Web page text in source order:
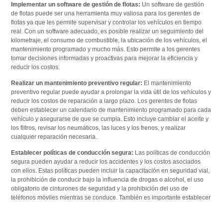
Implementar un software de gestión de flotas: Un software de gestión
de flotas puede ser una herramienta muy valiosa para los gerentes de
flotas ya que les permite supervisar y controlar los vehículos en tiempo
real. Con un software adecuado, es posible realizar un seguimiento del
kilometraje, el consumo de combustible, la ubicación de los vehículos, el
mantenimiento programado y mucho más. Esto permite a los gerentes
tomar decisiones informadas y proactivas para mejorar la eficiencia y
reducir los costos.
Realizar un mantenimiento preventivo regular: El mantenimiento
preventivo regular puede ayudar a prolongar la vida útil de los vehículos y
reducir los costos de reparación a largo plazo. Los gerentes de flotas
deben establecer un calendario de mantenimiento programado para cada
vehículo y asegurarse de que se cumpla. Esto incluye cambiar el aceite y
los filtros, revisar los neumáticos, las luces y los frenos, y realizar
cualquier reparación necesaria.
Establecer políticas de conducción segura: Las políticas de conducción
segura pueden ayudar a reducir los accidentes y los costos asociados
con ellos. Estas políticas pueden incluir la capacitación en seguridad vial,
la prohibición de conducir bajo la influencia de drogas o alcohol, el uso
obligatorio de cinturones de seguridad y la prohibición del uso de
teléfonos móviles mientras se conduce. También es importante establecer